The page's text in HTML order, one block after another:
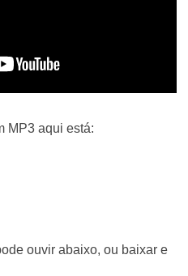
MP3 aqui está:
ouvir abaixo, ou baixar e